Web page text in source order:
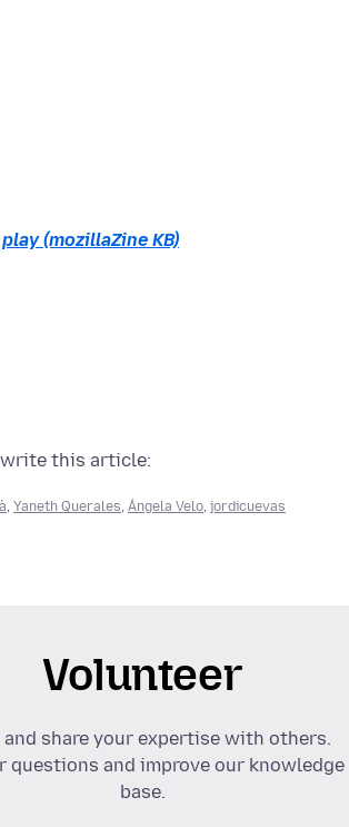
(mozillaZine KB)
write this article:
, Yaneth Querales, Ángela Velo, jordicuevas
Volunteer
and share your expertise with others.
questions and improve our knowledge
base.